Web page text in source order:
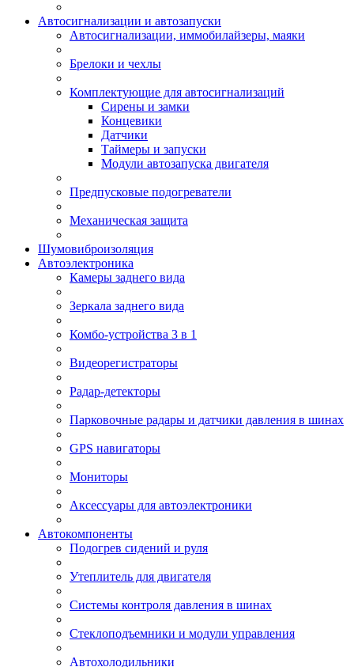
Автосигнализации и автозапуски
Автосигнализации, иммобилайзеры, маяки
Брелоки и чехлы
Комплектующие для автосигнализаций
Сирены и замки
Концевики
Датчики
Таймеры и запуски
Модули автозапуска двигателя
Предпусковые подогреватели
Механическая защита
Шумовиброизоляция
Автоэлектроника
Камеры заднего вида
Зеркала заднего вида
Комбо-устройства 3 в 1
Видеорегистраторы
Радар-детекторы
Парковочные радары и датчики давления в шинах
GPS навигаторы
Мониторы
Аксессуары для автоэлектроники
Автокомпоненты
Подогрев сидений и руля
Утеплитель для двигателя
Системы контроля давления в шинах
Стеклоподъемники и модули управления
Автохолодильники